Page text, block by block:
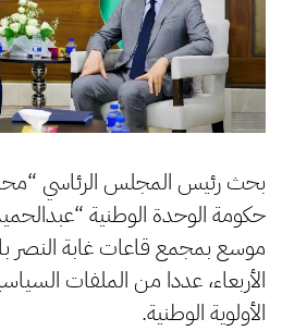
بحث رئيس المجلس الرئاسي
حكومة الوحدة الوطنية
موسع بمجمع قاعات غابة النصر
الأربعاء، عددا من الملفات
الأولوية الوطنية.